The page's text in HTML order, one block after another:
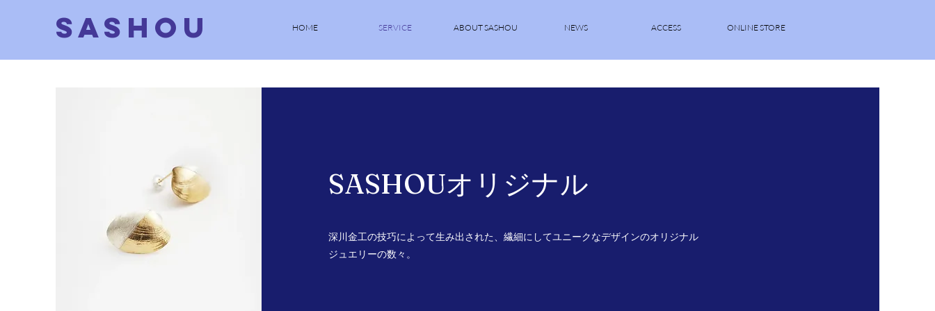
SASHOU HOME SERVICE ABOUT SASHOU NEWS ACCESS ONLINE STORE
SASHOUオリジナル
深川金工の技巧によって生み出された、繊細にしてユニークなデザインのオリジナル
ジュエリーの数々。